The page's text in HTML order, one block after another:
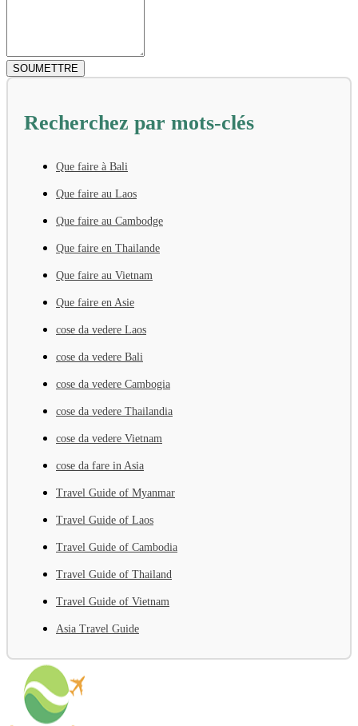
Recherchez par mots-clés
Que faire à Bali
Que faire au Laos
Que faire au Cambodge
Que faire en Thailande
Que faire au Vietnam
Que faire en Asie
cose da vedere Laos
cose da vedere Bali
cose da vedere Cambogia
cose da vedere Thailandia
cose da vedere Vietnam
cose da fare in Asia
Travel Guide of Myanmar
Travel Guide of Laos
Travel Guide of Cambodia
Travel Guide of Thailand
Travel Guide of Vietnam
Asia Travel Guide